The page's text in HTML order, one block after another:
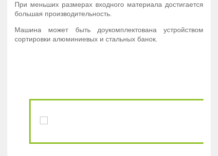
При меньших размерах входного материала достигается
большая производительность.
Машина может быть доукомплектована устройством
сортировки алюминиевых и стальных банок.